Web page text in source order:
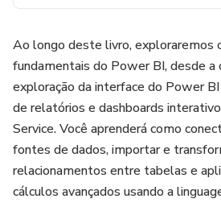
Ao longo deste livro, exploraremos
fundamentais do Power BI, desde a
exploração da interface do Power
de relatórios e dashboards
Service. Você aprenderá como
fontes de dados, importar e
relacionamentos entre tabelas e
cálculos avançados usando a